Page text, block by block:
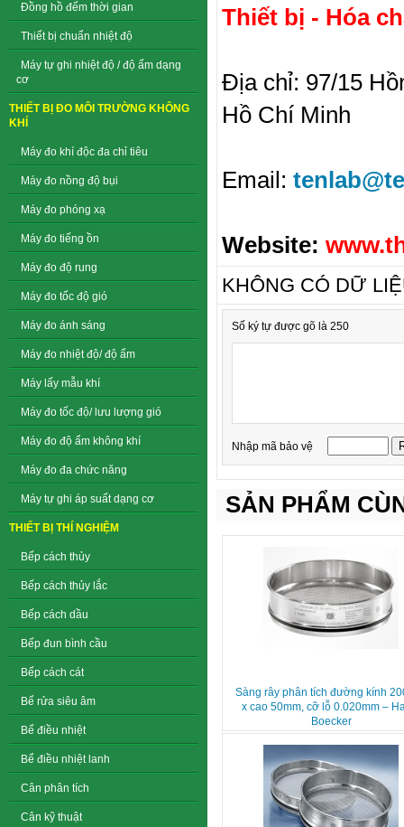
Đồng hồ đếm thời gian
Thiết bị chuẩn nhiệt độ
Máy tự ghi nhiệt độ / độ ẩm dạng
cơ
THIẾT BỊ ĐO MÔI TRƯỜNG KHÔNG
KHÍ
Máy đo khí độc đa chỉ tiêu
Máy đo nồng độ bụi
Máy đo phóng xạ
Máy đo tiếng ồn
Máy đo độ rung
Máy đo tốc độ gió
Máy đo ánh sáng
Máy đo nhiệt độ/ độ ẩm
Máy lấy mẫu khí
Máy đo tốc độ/ lưu lượng gió
Máy đo độ ẩm không khí
Máy đo đa chức năng
Máy tự ghi áp suất dạng cơ
THIẾT BỊ THÍ NGHIỆM
Bếp cách thủy
Bếp cách thủy lắc
Bếp cách dầu
Bếp đun bình cầu
Bếp cách cát
Bể rửa siêu âm
Bể điều nhiệt
Bể điều nhiệt lanh
Cân phân tích
Cân kỹ thuật
Thiết bị - Hóa
Địa chỉ: 97/15
Hồ Chí Minh
Email:
Website:
KHÔNG CÓ DỮ
Số ký tự được gõ là 250
Nhập mã bảo vệ
SẢN PHẨM
Sàng rây phân tích đường kính
x cao 50mm, cỡ lỗ 0.020mm –
Boecker